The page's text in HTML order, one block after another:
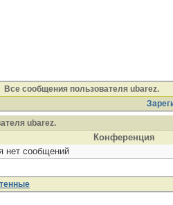
Все сообщения пользователя ubarez.
ubarez.
Конференция
нет сообщений